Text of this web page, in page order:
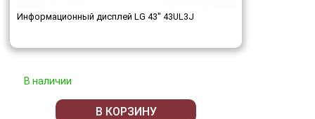
Информационный дисплей LG 43" 43UL3J
В наличии
В КОРЗИНУ